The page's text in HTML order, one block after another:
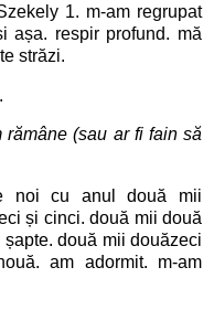
1. m-am regrupat
așa. respir profund. mă
străzi.
rămâne (sau ar fi fain să
noi cu anul două mii
și cinci. două mii două
două mii douăzeci
am adormit. m-am